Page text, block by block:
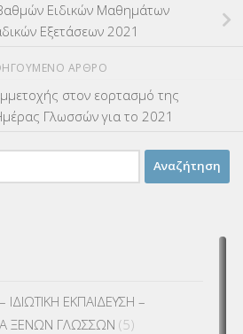
Ειδικών Μαθημάτων
Εξετάσεων 2021
ΆΡΘΡΟ
στον εορτασμό της
Γλωσσών για το 2021
ΙΔΙΩΤΙΚΗ ΕΚΠΑΙΔΕΥΣΗ –
ΞΕΝΩΝ ΓΛΩΣΣΩΝ (5)